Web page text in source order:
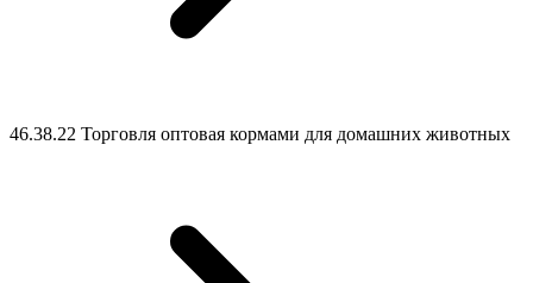
46.38.22 Торговля оптовая кормами для домашних животных